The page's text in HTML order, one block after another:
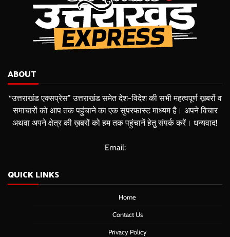
ABOUT
“उत्तराखंड एक्सप्रेस” उत्तराखंड समेत देश-विदेश की सभी महत्वपूर्ण ख़बरों व
समाचारों को आप तक पहुंचाने का एक सुपरफास्ट माध्यम है। अपने विचार
अथवा अपने क्षेत्र की ख़बरों को हम तक पहुंचानें हेतु संपर्क करें। धन्यवाद!
Email:
QUICK LINKS
Home
Contact Us
Privacy Policy